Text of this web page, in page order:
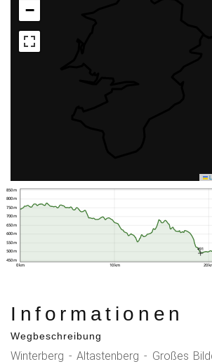
−
0 km 10 km 20
450 m
500 m
550 m
600 m
650 m
700 m
750 m
800 m
850 m
491
Informationen
Wegbeschreibung
Winterberg - Altastenberg - Großes